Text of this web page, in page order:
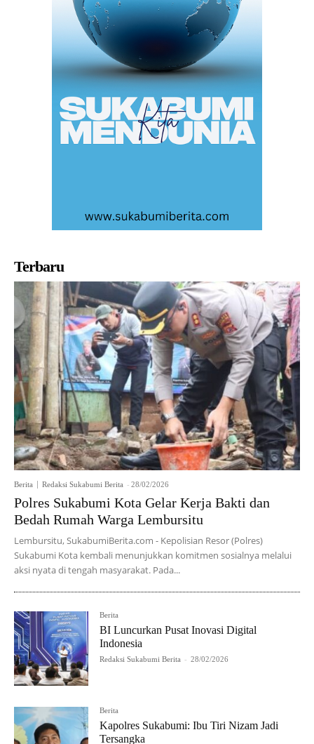
Terbaru
Berita Redaksi Sukabumi Berita - 28/02/2026
Polres Sukabumi Kota Gelar Kerja Bakti dan
Bedah Rumah Warga Lembursitu
Lembursitu, SukabumiBerita.com - Kepolisian Resor (Polres)
Sukabumi Kota kembali menunjukkan komitmen sosialnya melalui
aksi nyata di tengah masyarakat. Pada...
Berita
BI Luncurkan Pusat Inovasi Digital
Indonesia
Redaksi Sukabumi Berita - 28/02/2026
Berita
Kapolres Sukabumi: Ibu Tiri Nizam Jadi
Tersangka